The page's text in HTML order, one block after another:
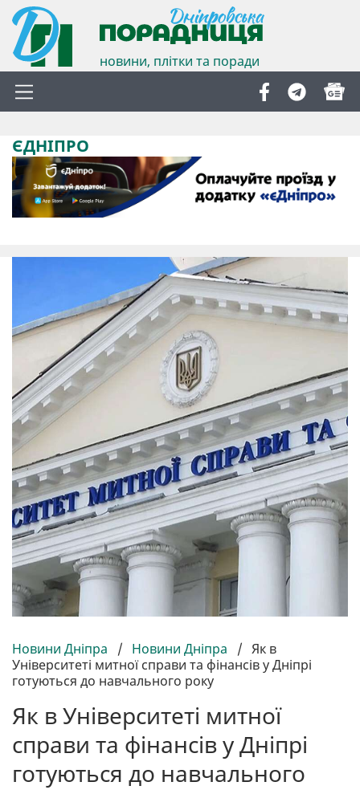
новини, плітки та поради
ЄДНІПРО
Новини Дніпра / Новини Дніпра / Як в
Університеті митної справи та фінансів у Дніпрі
готуються до навчального року
Як в Університеті митної
справи та фінансів у Дніпрі
готуються до навчального